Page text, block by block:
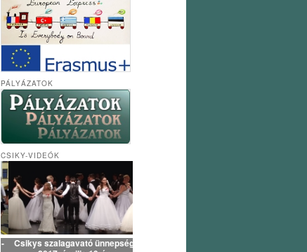
PÁLYÁZATOK
CSIKY-VIDEÓK
Csikys szalagavató ünnepség